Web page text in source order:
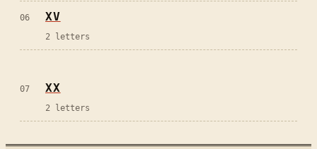
06 XV
2 letters
07 XX
2 letters